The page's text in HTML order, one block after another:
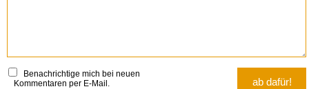
Benachrichtige mich bei neuen
Kommentaren per E-Mail.